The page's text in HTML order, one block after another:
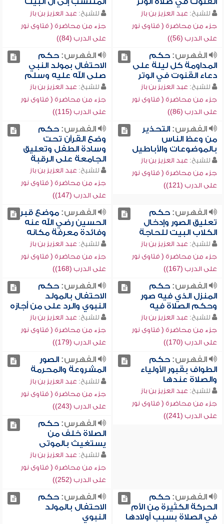
للشيخ: عبد العزيز بن باز
جزء من محاضرة ( فتاوى نور
على الدرب (56))
للشيخ: عبد العزيز بن باز
جزء من محاضرة ( فتاوى نور
على الدرب (84))
الفهرس:حكم
المداومة كل ليلة على
دعاء القنوت في الوتر
للشيخ: عبد العزيز بن باز
جزء من محاضرة ( فتاوى نور
على الدرب (86))
الفهرس:حكم
الاحتفال بمولد النبي
صلى الله عليه وسلم
للشيخ: عبد العزيز بن باز
جزء من محاضرة ( فتاوى نور
على الدرب (115))
الفهرس:التحذير
من وعظ الناس
بالموضوعات والأباطيل
للشيخ: عبد العزيز بن باز
جزء من محاضرة ( فتاوى نور
على الدرب (121))
الفهرس:حكم
وضع القرآن تحت
وسادة الطفل وتعليق
الجامعة على الرقبة
للشيخ: عبد العزيز بن باز
جزء من محاضرة ( فتاوى نور
على الدرب (147))
الفهرس:حكم
تعليق الصور وإدخال
الكلاب البيت للحاجة
للشيخ: عبد العزيز بن باز
جزء من محاضرة ( فتاوى نور
على الدرب (167))
الفهرس:موضع قبر
الحسين رضي الله عنه
وفائدة معرفة مكانه
للشيخ: عبد العزيز بن باز
جزء من محاضرة ( فتاوى نور
على الدرب (168))
الفهرس:حكم
المنزل الذي فيه صور
وحكم الصلاة فيه
للشيخ: عبد العزيز بن باز
جزء من محاضرة ( فتاوى نور
على الدرب (170))
الفهرس:حكم
الاحتفال بالمولد
النبوي والرد على من أجازه
للشيخ: عبد العزيز بن باز
جزء من محاضرة ( فتاوى نور
على الدرب (179))
الفهرس:حكم
الطواف بقبور الأولياء
والصلاة عندها
للشيخ: عبد العزيز بن باز
جزء من محاضرة ( فتاوى نور
على الدرب (241))
الفهرس:الصور
المشروعة والمحرمة
للشيخ: عبد العزيز بن باز
جزء من محاضرة ( فتاوى نور
على الدرب (243))
الفهرس:حكم
الصلاة خلف من
يستغيث بالموتى
للشيخ: عبد العزيز بن باز
جزء من محاضرة ( فتاوى نور
على الدرب (252))
الفهرس:حكم
الحركة الكثيرة من الأم
في الصلاة بسبب أولادها
الفهرس:حكم
الاحتفال بالمولد
النبوي